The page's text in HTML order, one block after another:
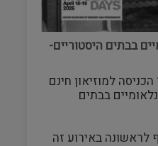
בבתים היסטוריים-
ביום שבת ה- 18.4.2026 הכניסה למוזיאון חינם
בבתים
באירוע זה